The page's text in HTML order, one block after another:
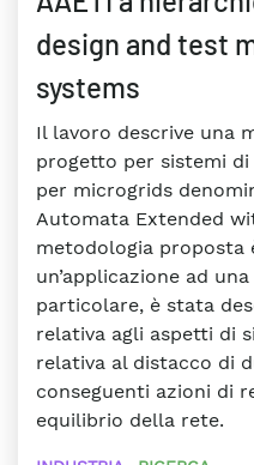
design and test
systems
Il lavoro descrive una
progetto per sistemi
per microgrids
Automata Extended
metodologia
un’applicazione ad
particolare, è stata
relativa agli aspetti di
relativa al distacco di
conseguenti azioni di
equilibrio della rete.